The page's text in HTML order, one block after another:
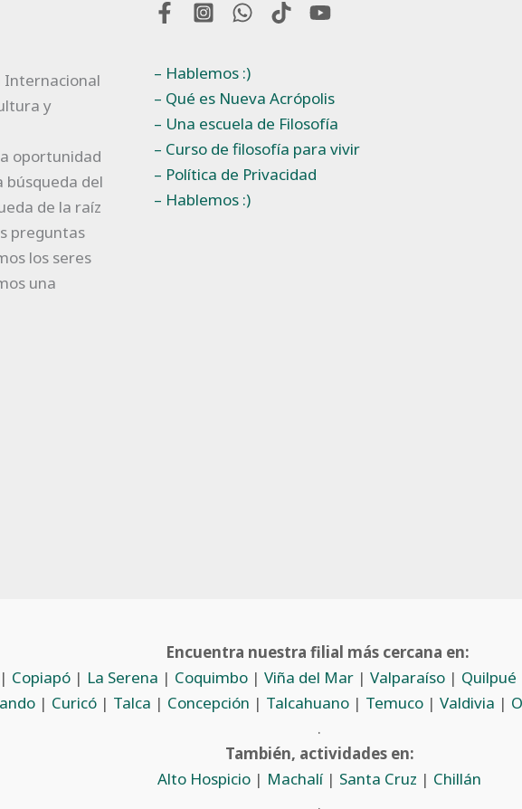
Internacional
y
oportunidad
búsqueda del
de la raíz
preguntas
los seres
una
– Hablemos :)
– Qué es Nueva Acrópolis
– Una escuela de Filosofía
– Curso de filosofía para vivir
– Política de Privacidad
– Hablemos :)
Encuentra nuestra filial más cercana en:
| Copiapó | La Serena | Coquimbo | Viña del Mar | Valparaíso | Quilpué
| Curicó| Talca | Concepción | Talcahuano| Temuco| Valdivia |
.
También, actividades en:
Alto Hospicio | Machalí | Santa Cruz | Chillán
.